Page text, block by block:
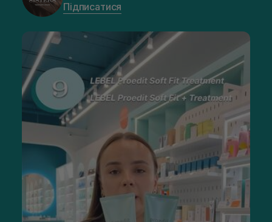
Підписатися